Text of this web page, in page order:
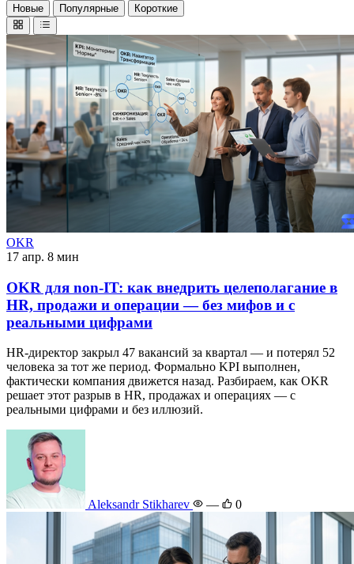
Новые Популярные Короткие
OKR
17 апр. 8 мин
OKR для non-IT: как внедрить целеполагание в
HR, продажи и операции — без мифов и с
реальными цифрами
HR-директор закрыл 47 вакансий за квартал — и потерял 52
человека за тот же период. Формально KPI выполнен,
фактически компания движется назад. Разбираем, как OKR
решает этот разрыв в HR, продажах и операциях — с
реальными цифрами и без иллюзий.
Aleksandr Stikharev — 0